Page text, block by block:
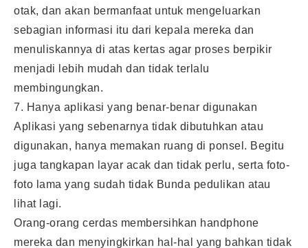
otak, dan akan bermanfaat untuk mengeluarkan
sebagian informasi itu dari kepala mereka dan
menuliskannya di atas kertas agar proses berpikir
menjadi lebih mudah dan tidak terlalu
membingungkan.
7. Hanya aplikasi yang benar-benar digunakan
Aplikasi yang sebenarnya tidak dibutuhkan atau
digunakan, hanya memakan ruang di ponsel. Begitu
juga tangkapan layar acak dan tidak perlu, serta foto-
foto lama yang sudah tidak Bunda pedulikan atau
lihat lagi.
Orang-orang cerdas membersihkan handphone
mereka dan menyingkirkan hal-hal yang bahkan tidak